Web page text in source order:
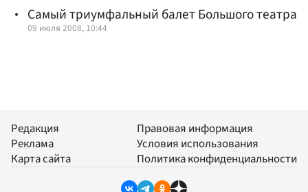
Самый триумфальный балет Большого театра
09 июля 2008, 10:44
Редакция
Реклама
Карта сайта
Правовая информация
Условия использования
Политика конфиденциальности